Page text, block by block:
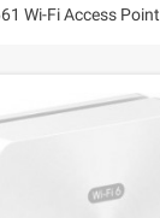
Wi-Fi Access Point